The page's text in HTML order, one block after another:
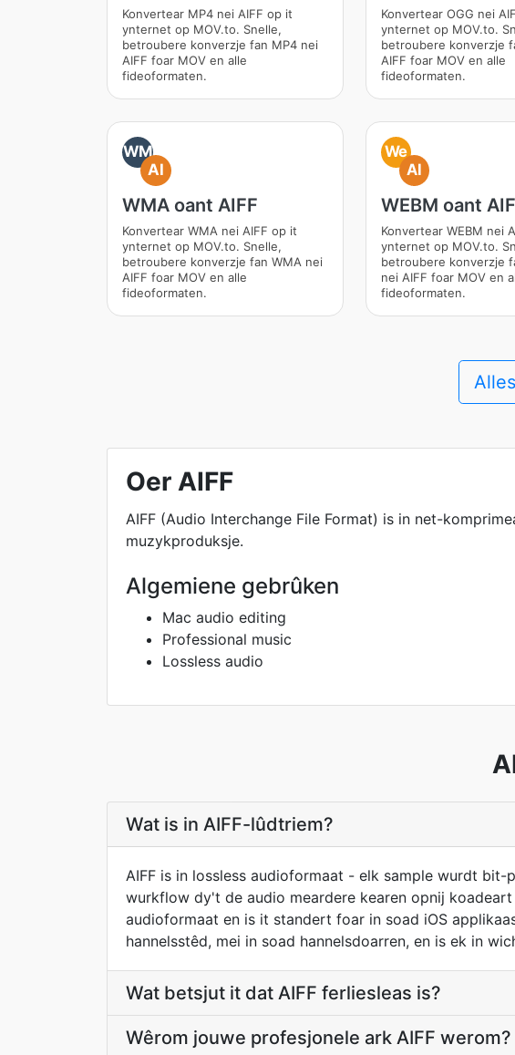
Konvertear MP4 nei AIFF op it
ynternet op MOV.to. Snelle,
betroubere konverzje fan MP4 nei
AIFF foar MOV en alle
fideoformaten.
Konvertear OGG nei
ynternet op MOV.to.
betroubere konverzje
AIFF foar MOV en alle
fideoformaten.
WM
AI
WMA oant AIFF
Konvertear WMA nei AIFF op it
ynternet op MOV.to. Snelle,
betroubere konverzje fan WMA nei
AIFF foar MOV en alle
fideoformaten.
We
AI
WEBM oant
Konvertear WEBM nei
ynternet op MOV.to.
betroubere konverzje
nei AIFF foar MOV en
fideoformaten.
Oer AIFF
AIFF (Audio Interchange File Format) is in net-
muzykproduksje.
Algemiene gebrûken
Mac audio editing
Professional music
Lossless audio
Wat is in AIFF-lûdtriem?
AIFF is in lossless audioformaat - elk sample wurdt
wurkflow dy't de audio meardere kearen opnij
audioformaat en is it standert foar in soad iOS
hannelsstêd, mei in soad hannelsdoarren, en is ek in
Wat betsjut it dat AIFF ferliesleas is?
Wêrom jouwe profesjonele ark AIFF werom?